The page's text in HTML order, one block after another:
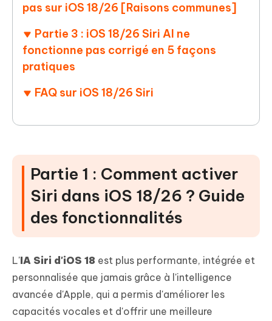
pas sur iOS 18/26 [Raisons communes]
Partie 3 : iOS 18/26 Siri AI ne
fonctionne pas corrigé en 5 façons
pratiques
FAQ sur iOS 18/26 Siri
Partie 1 : Comment activer
Siri dans iOS 18/26 ? Guide
des fonctionnalités
L'IA Siri d'iOS 18 est plus performante, intégrée et
personnalisée que jamais grâce à l'intelligence
avancée d'Apple, qui a permis d'améliorer les
capacités vocales et d'offrir une meilleure